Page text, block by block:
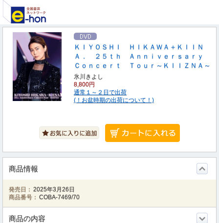
ＫＩＹＯＳＨＩ ＨＩＫＡＷＡ＋ＫＩＩＮ
Ａ． ２５ｔｈ Ａｎｎｉｖｅｒｓａｒｙ
Ｃｏｎｃｅｒｔ Ｔｏｕｒ～ＫＩＩＺＮＡ～
氷川きよし
8,800円
通常１～２日で出荷
(！お盆時期の出荷について！)
商品情報
発売日： 2025年3月26日
商品番号： COBA-7469/70
商品の内容